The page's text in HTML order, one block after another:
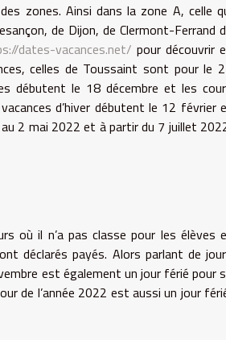
zones. Ainsi dans la zone A, celle
de Dijon, de Clermont-Ferrand
dates-vacances.net/ pour découvrir
celles de Toussaint sont pour le
débutent le 18 décembre et les
d’hiver débutent le 12 février
2 mai 2022 et à partir du 7 juillet
où il n’a pas classe pour les élèves
déclarés payés. Alors parlant de
est également un jour férié pour
de l’année 2022 est aussi un jour